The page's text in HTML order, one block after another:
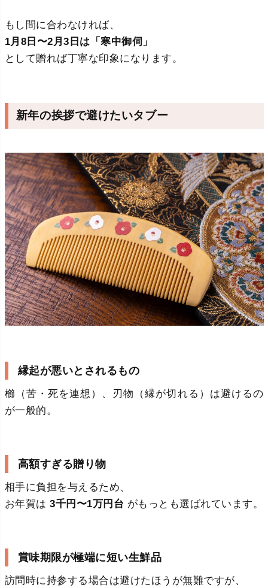
もし間に合わなければ、
1月8日〜2月3日は「寒中御伺」
として贈れば丁寧な印象になります。
新年の挨拶で避けたいタブー
縁起が悪いとされるもの
櫛（苦・死を連想）、刃物（縁が切れる）は避けるの
が一般的。
高額すぎる贈り物
相手に負担を与えるため、
お年賀は3千円〜1万円台 がもっとも選ばれています。
賞味期限が極端に短い生鮮品
訪問時に持参する場合は避けたほうが無難ですが、